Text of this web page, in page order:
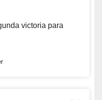
victoria para